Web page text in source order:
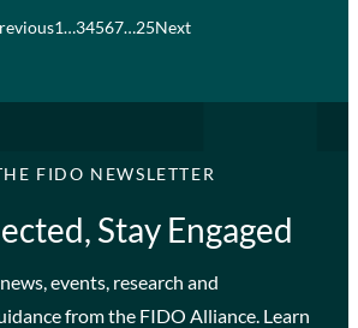
1…34567…25Next
FIDO NEWSLETTER
Stay Engaged
events, research and
from the FIDO Alliance. Learn